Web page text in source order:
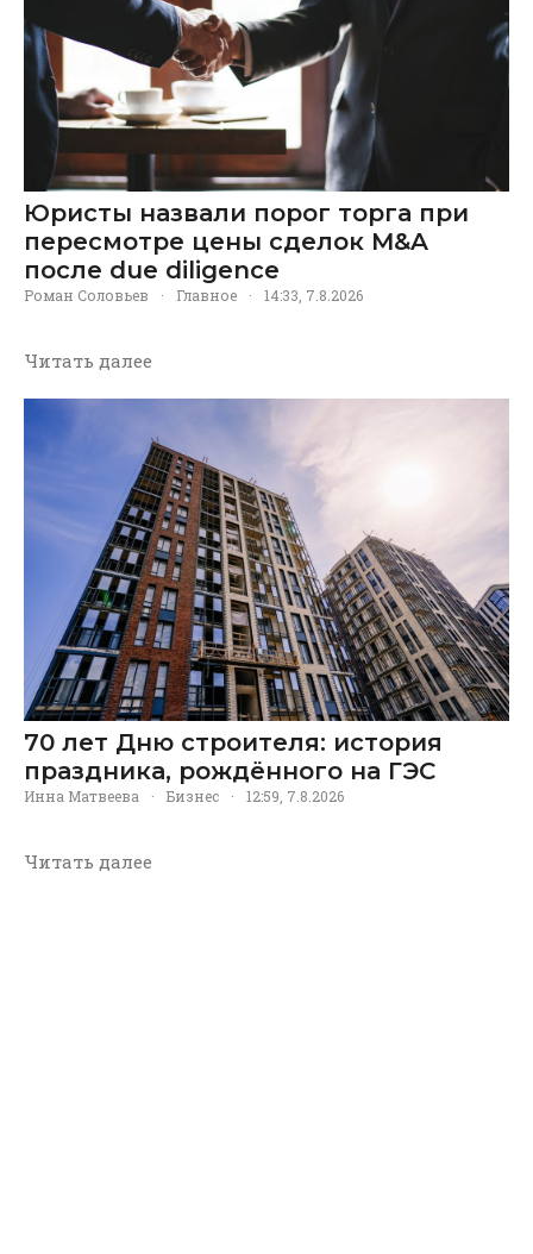
Юристы назвали порог торга при
пересмотре цены сделок M&A
после due diligence
Роман Соловьев · Главное · 14:33, 7.8.2026
Читать далее
70 лет Дню строителя: история
праздника, рождённого на ГЭС
Инна Матвеева · Бизнес · 12:59, 7.8.2026
Читать далее